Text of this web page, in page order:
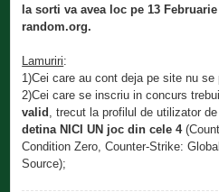
la sorti va avea loc pe 13
random.org.
Lamuriri:
1)Cei care au cont deja pe site nu se
2)Cei care se inscriu in concurs
valid , trecut la profilul de utilizator
detina NICI UN joc din cele 4
Condition Zero, Counter-Strike:
Source);